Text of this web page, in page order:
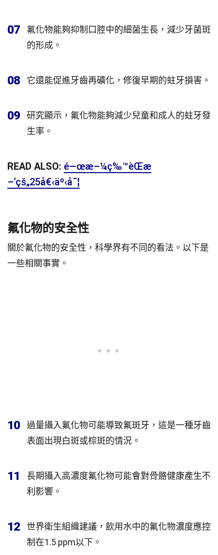
07
氟化物能夠抑制口腔中的細菌生長，減少牙菌斑
的形成。
08 它還能促進牙齒再礦化，修復早期的蛀牙損害。
09
研究顯示，氟化物能夠減少兒童和成人的蛀牙發
生率。
READ ALSO: é—œæ–¼ç‰™èŒæ
–‘çš„25å€‹äº‹å¯¦
氟化物的安全性
關於氟化物的安全性，科學界有不同的看法。以下是
一些相關事實。
10
過量攝入氟化物可能導致氟斑牙，這是一種牙齒
表面出現白斑或棕斑的情況。
11
長期攝入高濃度氟化物可能會對骨骼健康產生不
利影響。
12
世界衛生組織建議，飲用水中的氟化物濃度應控
制在1.5 ppm以下。